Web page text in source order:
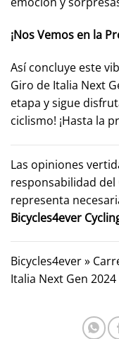
¡Nos Vemos en la
Así concluye este
Giro de Italia Next
etapa y sigue
ciclismo! ¡Hasta la
Las opiniones
responsabilidad del
representa
Bicycles4ever
Bicycles4ever»
Italia Next Gen